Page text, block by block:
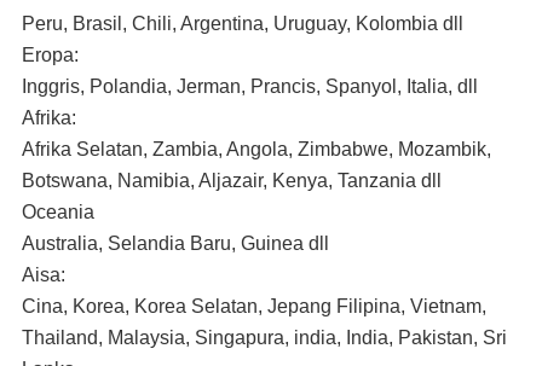
Peru, Brasil, Chili, Argentina, Uruguay, Kolombia dll
Eropa:
Inggris, Polandia, Jerman, Prancis, Spanyol, Italia, dll
Afrika:
Afrika Selatan, Zambia, Angola, Zimbabwe, Mozambik,
Botswana, Namibia, Aljazair, Kenya, Tanzania dll
Oceania
Australia, Selandia Baru, Guinea dll
Aisa:
Cina, Korea, Korea Selatan, Jepang Filipina, Vietnam,
Thailand, Malaysia, Singapura, india, India, Pakistan, Sri